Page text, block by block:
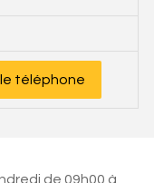
téléphone
de 09h00 à